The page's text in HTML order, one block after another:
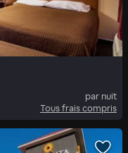
par nuit
Tous frais compris